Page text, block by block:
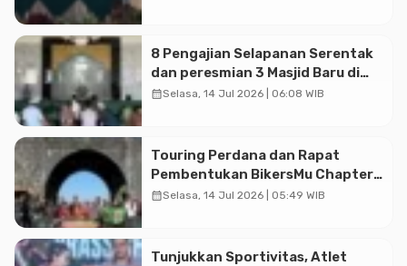
8 Pengajian Selapanan Serentak
dan peresmian 3 Masjid Baru di
Banyumas
calendar_monthSelasa, 14 Jul 2026 | 06:08 WIB
Touring Perdana dan Rapat
Pembentukan BikersMu Chapter
Temanggung Korwil Jateng :
calendar_monthSelasa, 14 Jul 2026 | 05:49 WIB
Tunjukkan Sportivitas, Atlet